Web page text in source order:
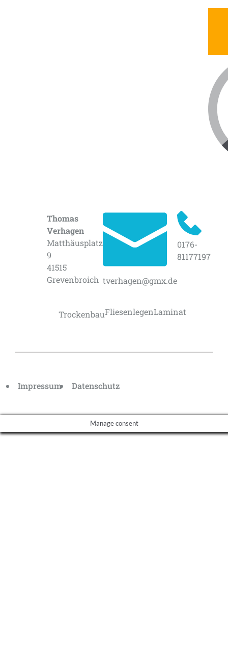
Thomas
Verhagen
Matthäusplatz
9
41515
Grevenbroich tverhagen@gmx.de
0176-
81177197
TrockenbauFliesenlegenLaminat
Impressum Datenschutz
Manage consent